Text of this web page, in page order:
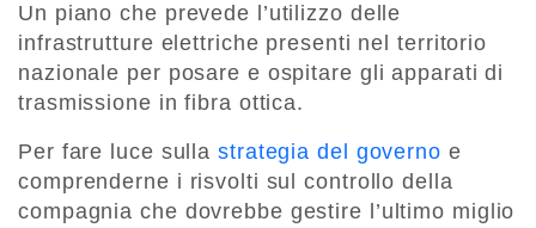
Un piano che prevede l’utilizzo delle
infrastrutture elettriche presenti nel territorio
nazionale per posare e ospitare gli apparati di
trasmissione in fibra ottica.
Per fare luce sulla strategia del governo e
comprenderne i risvolti sul controllo della
compagnia che dovrebbe gestire l’ultimo miglio